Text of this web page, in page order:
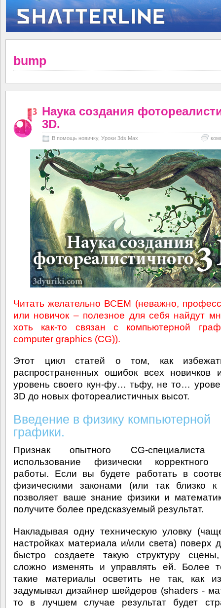
bump
Наука создания
3D.
В помощь новичку, Уроки 3ds Max
Читать желательно ВСЕМ (неважно,
или новичок – полезное для себя найдут
хоть как-то связан с компьютерной
computer graphics (CG)).
Этот цикл статей о том, как
распространенных ошибок всех новичков
уровень своего кун-фу… тьфу, не то…
3D до новых фотореалистичных высот.
Введение в физику компьютерной
графики.
Признак опытного CG-
использование физически корректного
работы. Если вы будете работать в
физическими законами (или так близко
позволяет ваше знание физики и
получите более предсказуемый результат.
Накладывая одну техническую уловку
настройках материала и/или света) поверх
быстро создаете такую структуру
сложно изменять и управлять ей. Более
такие материалы осветить не так, как
задумывал дизайнер шейдеров (shaders -
то в лучшем случае результат будет